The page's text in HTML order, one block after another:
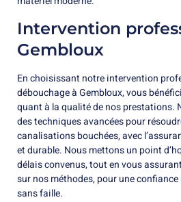
Intervention
Gembloux
En choisissant notre intervention
débouchage à Gembloux, vous
quant à la qualité de nos prestations.
des techniques avancées pour
canalisations bouchées, avec
et durable. Nous mettons un point
délais convenus, tout en vous
sur nos méthodes, pour une
sans faille.